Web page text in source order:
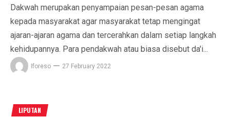
Dakwah merupakan penyampaian pesan-pesan agama
kepada masyarakat agar masyarakat tetap mengingat
ajaran-ajaran agama dan tercerahkan dalam setiap langkah
kehidupannya. Para pendakwah atau biasa disebut da'i...
Iforeso 27 February 2022
LIPUTAN